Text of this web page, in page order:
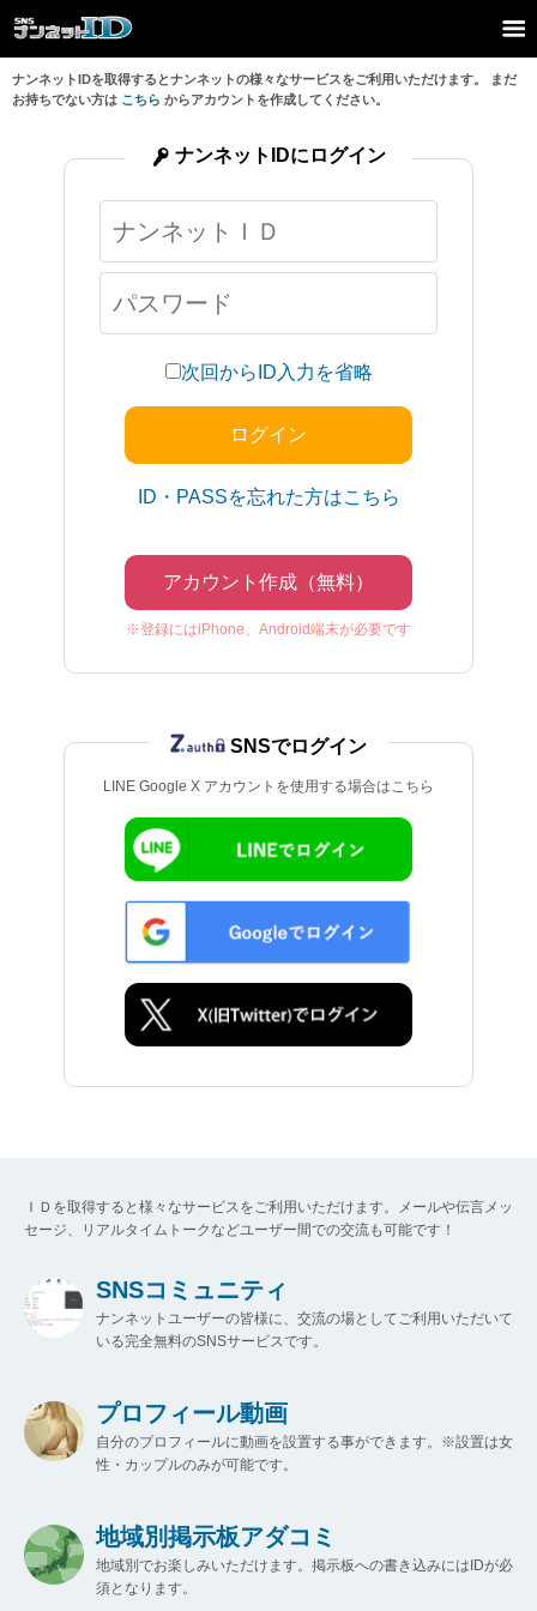
ナンネットIDを取得するとナンネットの様々なサービスをご利用いただけます。 まだ
お持ちでない方は こちら からアカウントを作成してください。
次回からID入力を省略
ID・PASSを忘れた方はこちら
アカウント作成（無料）
※登録にはiPhone、Android端末が必要です
ナンネットIDにログイン
LINE Google X アカウントを使用する場合はこちら
SNSでログイン
ＩＤを取得すると様々なサービスをご利用いただけます。メールや伝言メッ
セージ、リアルタイムトークなどユーザー間での交流も可能です！
SNSコミュニティ
ナンネットユーザーの皆様に、交流の場としてご利用いただいて
いる完全無料のSNSサービスです。
プロフィール動画
自分のプロフィールに動画を設置する事ができます。※設置は女
性・カップルのみが可能です。
地域別掲示板アダコミ
地域別でお楽しみいただけます。掲示板への書き込みにはIDが必
須となります。